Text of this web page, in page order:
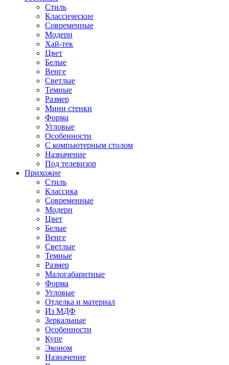
Стиль
Классические
Современные
Модерн
Хай-тек
Цвет
Белые
Венге
Светлые
Темные
Размер
Мини стенки
Форма
Угловые
Особенности
С компьютерным столом
Назначение
Под телевизор
Прихожие
Стиль
Классика
Современные
Модерн
Цвет
Белые
Венге
Светлые
Темные
Размер
Малогабаритные
Форма
Угловые
Отделка и материал
Из МДФ
Зеркальные
Особенности
Купе
Эконом
Назначение